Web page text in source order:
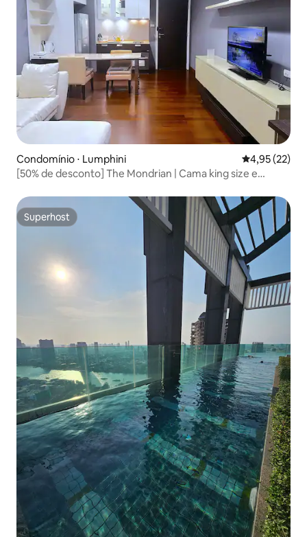
Condomínio ⋅ Lumphini 4,95 de uma
4,95 (22)
[50% de desconto] The Mondrian | Cama king size e
Superhost
Superhost